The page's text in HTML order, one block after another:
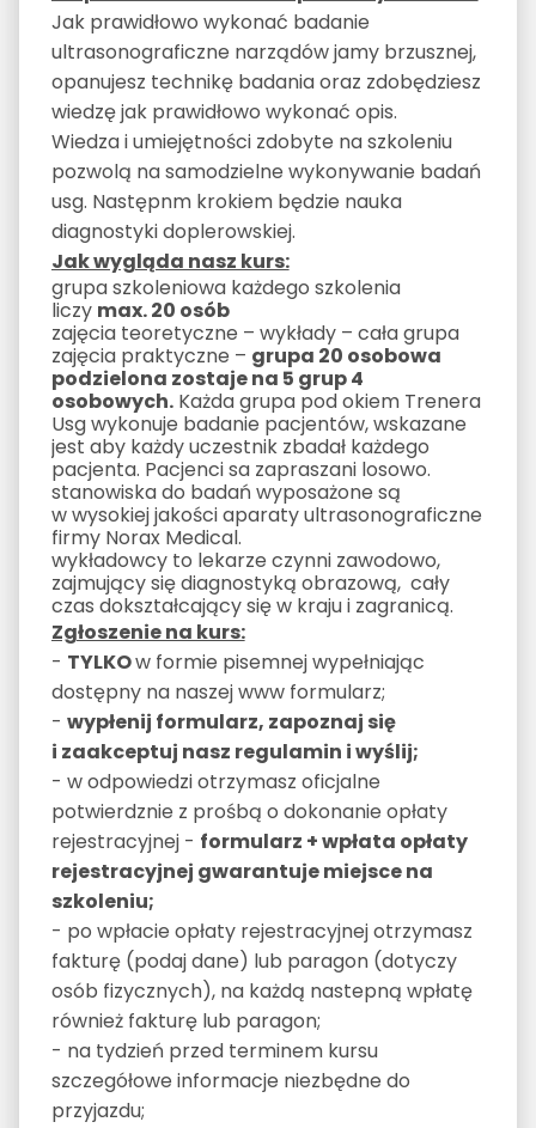
Jak prawidłowo wykonać badanie
ultrasonograficzne narządów jamy brzusznej,
opanujesz technikę badania oraz zdobędziesz
wiedzę jak prawidłowo wykonać opis.
Wiedza i umiejętności zdobyte na szkoleniu
pozwolą na samodzielne wykonywanie badań
usg. Następnm krokiem będzie nauka
diagnostyki doplerowskiej.
Jak wygląda nasz kurs:
grupa szkoleniowa każdego szkolenia
liczy max. 20 osób
zajęcia teoretyczne – wykłady – cała grupa
zajęcia praktyczne – grupa 20 osobowa
podzielona zostaje na 5 grup 4
osobowych.Każda grupa pod okiem Trenera
Usg wykonuje badanie pacjentów, wskazane
jest aby każdy uczestnik zbadał każdego
pacjenta. Pacjenci sa zapraszani losowo.
stanowiska do badań wyposażone są
w wysokiej jakości aparaty ultrasonograficzne
firmy Norax Medical.
wykładowcy to lekarze czynni zawodowo,
zajmujący się diagnostyką obrazową, cały
czas dokształcający się w kraju i zagranicą.
Zgłoszenie na kurs:
- TYLKOw formie pisemnej wypełniając
dostępny na naszej www formularz;
- wypłenij formularz, zapoznaj się
i zaakceptuj nasz regulamin i wyślij;
- w odpowiedzi otrzymasz oficjalne
potwierdznie z prośbą o dokonanie opłaty
rejestracyjnej - formularz + wpłata opłaty
rejestracyjnej gwarantuje miejsce na
szkoleniu;
- po wpłacie opłaty rejestracyjnej otrzymasz
fakturę (podaj dane) lub paragon (dotyczy
osób fizycznych), na każdą nastepną wpłatę
również fakturę lub paragon;
- na tydzień przed terminem kursu
szczegółowe informacje niezbędne do
przyjazdu;